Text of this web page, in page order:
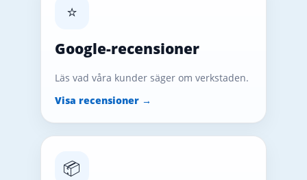
⭐
Google-recensioner
Läs vad våra kunder säger om verkstaden.
Visa recensioner →
📦